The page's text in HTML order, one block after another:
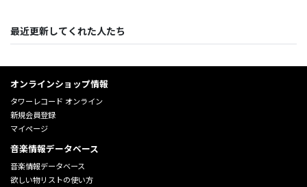
最近更新してくれた人たち
オンラインショップ情報
タワーレコード オンライン
新規会員登録
マイページ
音楽情報データベース
音楽情報データベース
欲しい物リストの使い方